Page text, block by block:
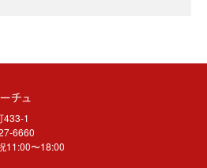
433-1
6660
11:00〜18:00